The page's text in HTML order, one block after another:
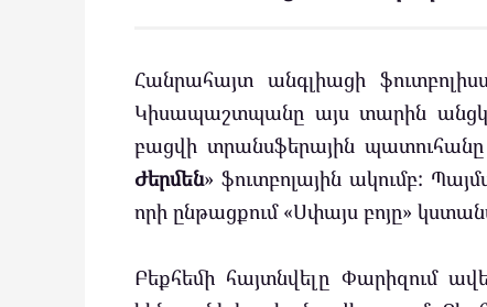
Հանրահայտ անգլիացի
Կիսապաշտպանը այս տարին
բացվի տրանսֆերային
Ժերմեն» ֆուտբոլային ակումբ:
որի ընթացքում «Սփայս բոյը»
Բեքհեմի հայտնվելը Փարիզում